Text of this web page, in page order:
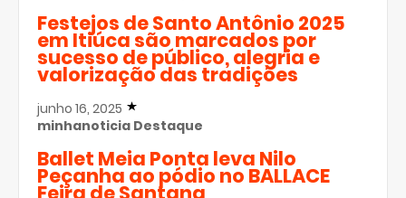
Festejos de Santo Antônio 2025
em Itiúca são marcados por
sucesso de público, alegria e
valorização das tradições
junho 16, 2025
minhanoticia Destaque
Ballet Meia Ponta leva Nilo
Peçanha ao pódio no BALLACE